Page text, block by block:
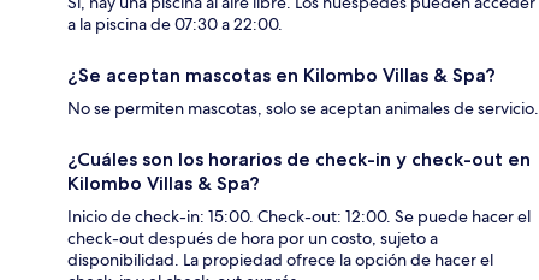
a la piscina de 07:30 a 22:00.
¿Se aceptan mascotas en Kilombo Villas & Spa?
No se permiten mascotas, solo se aceptan animales de servicio.
¿Cuáles son los horarios de check-in y check-out en
Kilombo Villas & Spa?
Inicio de check-in: 15:00. Check-out: 12:00. Se puede hacer el
check-out después de hora por un costo, sujeto a
disponibilidad. La propiedad ofrece la opción de hacer el